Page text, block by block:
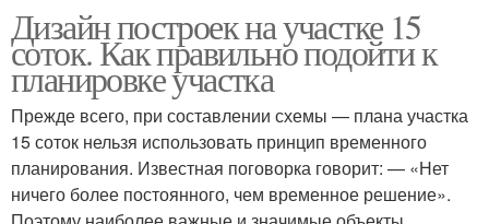
Дизайн построек на участке 15
соток. Как правильно подойти к
планировке участка
Прежде всего, при составлении схемы — плана участка
15 соток нельзя использовать принцип временного
планирования. Известная поговорка говорит: — «Нет
ничего более постоянного, чем временное решение».